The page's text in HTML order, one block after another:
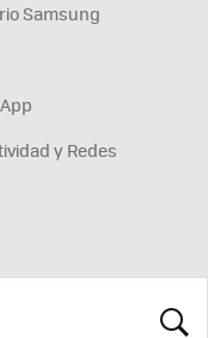
Samsung
y Redes